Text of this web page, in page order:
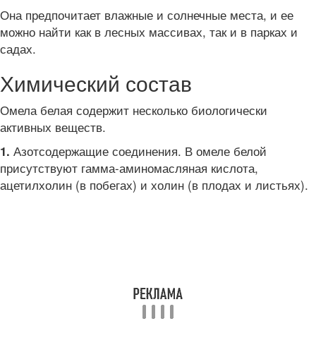
Она предпочитает влажные и солнечные места, и ее
можно найти как в лесных массивах, так и в парках и
садах.
Химический состав
Омела белая содержит несколько биологически
активных веществ.
1. Азотсодержащие соединения. В омеле белой
присутствуют гамма-аминомасляная кислота,
ацетилхолин (в побегах) и холин (в плодах и листьях).